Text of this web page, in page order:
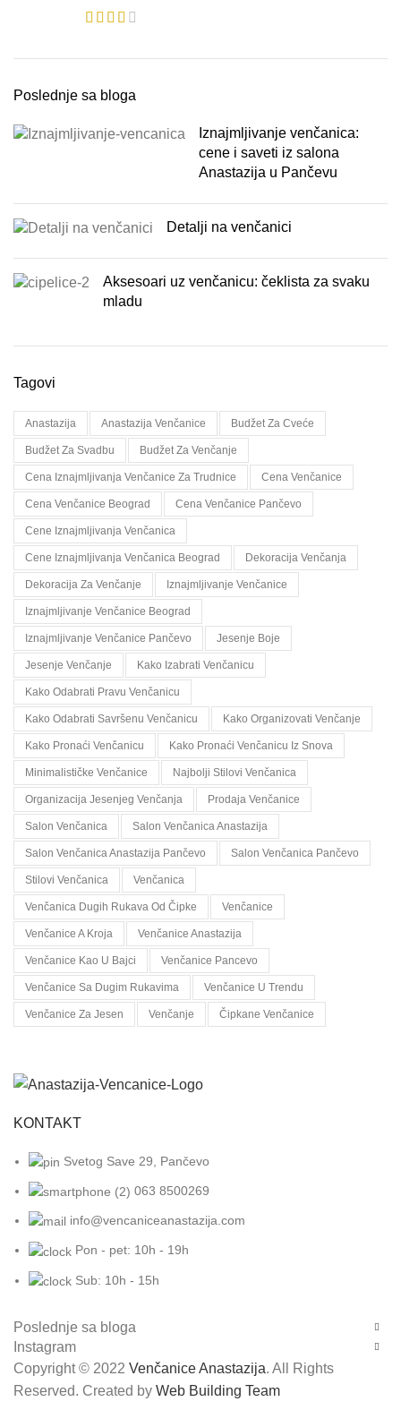
Poslednje sa bloga
Iznajmljivanje venčanica:
cene i saveti iz salona
Anastazija u Pančevu
Detalji na venčanici
Aksesoari uz venčanicu: čeklista za svaku
mladu
Tagovi
Anastazija Anastazija Venčanice Budžet Za Cveće
Budžet Za Svadbu Budžet Za Venčanje
Cena Iznajmljivanja Venčanice Za Trudnice Cena Venčanice
Cena Venčanice Beograd Cena Venčanice Pančevo
Cene Iznajmljivanja Venčanica
Cene Iznajmljivanja Venčanica Beograd Dekoracija Venčanja
Dekoracija Za Venčanje Iznajmljivanje Venčanice
Iznajmljivanje Venčanice Beograd
Iznajmljivanje Venčanice Pančevo Jesenje Boje
Jesenje Venčanje Kako Izabrati Venčanicu
Kako Odabrati Pravu Venčanicu
Kako Odabrati Savršenu Venčanicu Kako Organizovati Venčanje
Kako Pronaći Venčanicu Kako Pronaći Venčanicu Iz Snova
Minimalističke Venčanice Najbolji Stilovi Venčanica
Organizacija Jesenjeg Venčanja Prodaja Venčanice
Salon Venčanica Salon Venčanica Anastazija
Salon Venčanica Anastazija Pančevo Salon Venčanica Pančevo
Stilovi Venčanica Venčanica
Venčanica Dugih Rukava Od Čipke Venčanice
Venčanice A Kroja Venčanice Anastazija
Venčanice Kao U Bajci Venčanice Pancevo
Venčanice Sa Dugim Rukavima Venčanice U Trendu
Venčanice Za Jesen Venčanje Čipkane Venčanice
KONTAKT
Svetog Save 29, Pančevo
063 8500269
info@vencaniceanastazija.com
Pon - pet: 10h - 19h
Sub: 10h - 15h
Poslednje sa bloga
Instagram
Copyright © 2022 Venčanice Anastazija. All Rights
Reserved. Created by Web Building Team